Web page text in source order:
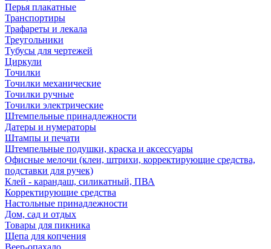
Перья плакатные
Транспортиры
Трафареты и лекала
Треугольники
Тубусы для чертежей
Циркули
Точилки
Точилки механические
Точилки ручные
Точилки электрические
Штемпельные принадлежности
Датеры и нумераторы
Штампы и печати
Штемпельные подушки, краска и аксессуары
Офисные мелочи (клеи, штрихи, корректирующие средства,
подставки для ручек)
Клей - карандаш, силикатный, ПВА
Корректирующие средства
Настольные принадлежности
Дом, сад и отдых
Товары для пикника
Щепа для копчения
Веер-опахало